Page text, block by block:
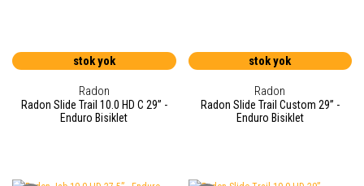
stok yok
Radon
Radon Slide Trail 10.0 HD C 29” -
Enduro Bisiklet
stok yok
Radon
Radon Slide Trail Custom 29” -
Enduro Bisiklet